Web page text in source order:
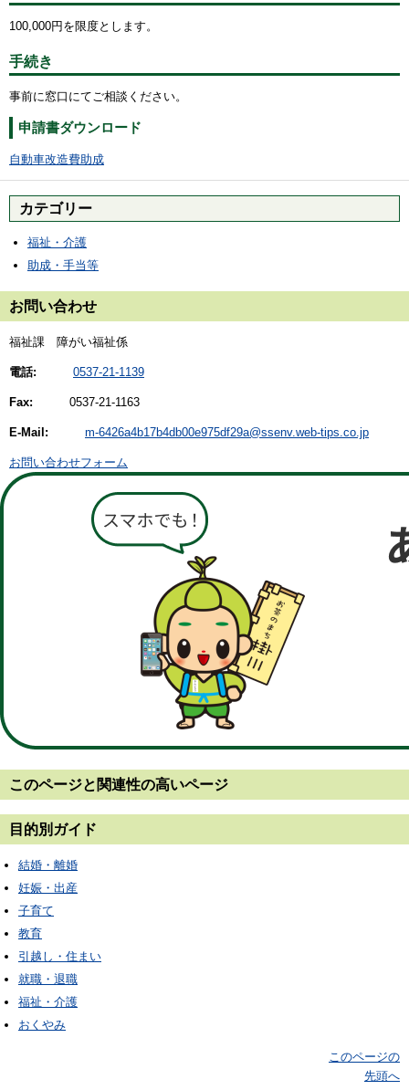
100,000円を限度とします。
手続き
事前に窓口にてご相談ください。
申請書ダウンロード
自動車改造費助成
カテゴリー
福祉・介護
助成・手当等
お問い合わせ
福祉課 障がい福祉係
電話: 0537-21-1139
Fax: 0537-21-1163
E-Mail: m-6426a4b17b4db00e975df29a@ssenv.web-tips.co.jp
お問い合わせフォーム
このページと 関連性の高いページ
目的別ガイド
結婚・離婚
妊娠・出産
子育て
教育
引越し・住まい
就職・退職
福祉・介護
おくやみ
このページの
先頭へ